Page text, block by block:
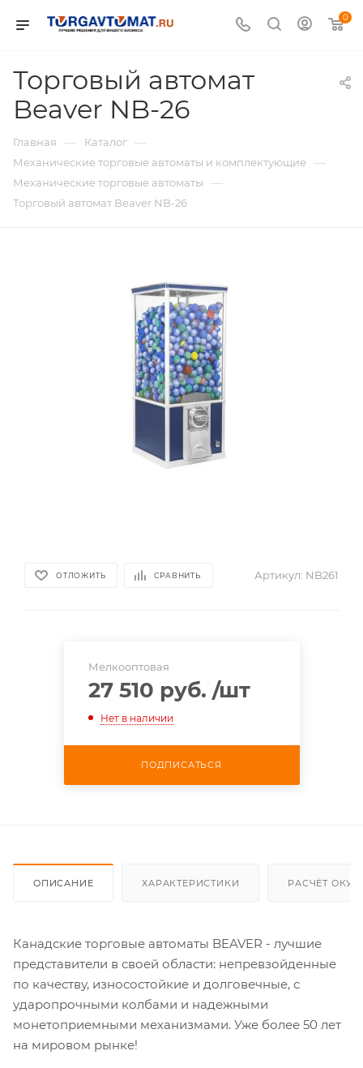
0
Торговый автомат
Beaver NB-26
Главная — Каталог —
Механические торговые автоматы и комплектующие —
Механические торговые автоматы —
Торговый автомат Beaver NB-26
ОТЛОЖИТЬ СРАВНИТЬ Артикул: NB261
Мелкооптовая
27 510 руб. /шт
Нет в наличии
ПОДПИСАТЬСЯ
ОПИСАНИЕ ХАРАКТЕРИСТИКИ РАСЧЁТ
Канадские торговые автоматы BEAVER - лучшие
представители в своей области: непревзойденные
по качеству, износостойкие и долговечные, с
ударопрочными колбами и надежными
монетоприемными механизмами. Уже более 50 лет
на мировом рынке!